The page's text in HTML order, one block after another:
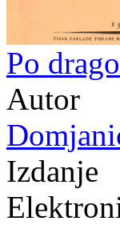
Po
Autor
Izdanje